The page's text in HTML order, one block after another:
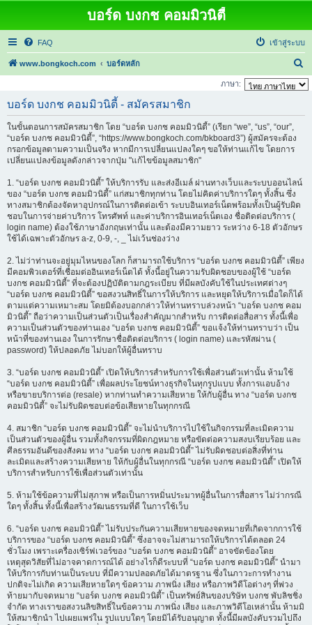
บอร์ด บงกช คอมมิวนิตี้
FAQ เข้าสู่ระบบ
www.bongkoch.com บอร์ดหลัก
น
ภาษา:
บอร์ด บงกช คอมมิวนิตี้ - สมัครสมาชิก
ในขั้นตอนการสมัครสมาชิก โดย “บอร์ด บงกช คอมมิวนิตี้” (เรียก “we”, “us”, “our”,
“บอร์ด บงกช คอมมิวนิตี้”, “https://www.bongkoch.com/bkboard3”) ผู้สมัครจะต้อง
กรอกข้อมูลตามความเป็นจริง หากมีการเปลี่ยนแปลงใดๆ ขอให้ท่านแก้ไข โดยการ
เปลี่ยนแปลงข้อมูลดังกล่าวจากปุ่ม "แก้ไขข้อมูลสมาชิก"
1. “บอร์ด บงกช คอมมิวนิตี้” ให้บริการรับ และส่งอีเมล์ ผ่านทางเว็บและระบบออนไลน์
ของ “บอร์ด บงกช คอมมิวนิตี้” แก่สมาชิกทุกท่าน โดยไม่คิดค่าบริการใดๆ ทั้งสิ้น ซึ่ง
ทางสมาชิกต้องจัดหาอุปกรณ์ในการติดต่อเข้า ระบบอินเทอร์เน็ตพร้อมทั้งเป็นผู้รับผิด
ชอบในการจ่ายค่าบริการ โทรศัพท์ และค่าบริการอินเทอร์เน็ตเอง ชื่อติดต่อบริการ (
login name) ต้องใช้ภาษาอังกฤษเท่านั้น และต้องมีความยาว ระหว่าง 6-18 ตัวอักษร
ใช้ได้เฉพาะตัวอักษร a-z, 0-9, -, _ ไม่เว้นช่องว่าง
2. ไม่ว่าท่านจะอยู่มุมไหนของโลก ก็สามารถใช้บริการ “บอร์ด บงกช คอมมิวนิตี้” เพียง
มีคอมพิวเตอร์ที่เชื่อมต่ออินเทอร์เน็ตได้ ทั้งนี้อยู่ในความรับผิดชอบของผู้ใช้ “บอร์ด
บงกช คอมมิวนิตี้” ที่จะต้องปฏิบัติตามกฎระเบียบ ที่มีผลบังคับใช้ในประเทศต่างๆ
“บอร์ด บงกช คอมมิวนิตี้” ขอสงวนสิทธิ์ในการให้บริการ และหยุดให้บริการเมื่อใดก็ได้
ตามแต่ความเหมาะสม โดยมิต้องบอกกล่าวให้ท่านทราบล่วงหน้า “บอร์ด บงกช คอม
มิวนิตี้” ถือว่าความเป็นส่วนตัวเป็นเรื่องสำคัญมากสำหรับ การติดต่อสื่อสาร ทั้งนี้เพื่อ
ความเป็นส่วนตัวของท่านเอง “บอร์ด บงกช คอมมิวนิตี้” ขอแจ้งให้ท่านทราบว่า เป็น
หน้าที่ของท่านเอง ในการรักษาชื่อติดต่อบริการ ( login name) และรหัสผ่าน (
password) ให้ปลอดภัย ไม่บอกให้ผู้อื่นทราบ
3. “บอร์ด บงกช คอมมิวนิตี้” เปิดให้บริการสำหรับการใช้เพื่อส่วนตัวเท่านั้น ห้ามใช้
“บอร์ด บงกช คอมมิวนิตี้” เพื่อผลประโยชน์ทางธุรกิจในทุกรูปแบบ ทั้งการแอบอ้าง
หรือขายบริการต่อ (resale) หากท่านทำความเสียหาย ให้กับผู้อื่น ทาง “บอร์ด บงกช
คอมมิวนิตี้” จะไม่รับผิดชอบต่อข้อเสียหายในทุกกรณี
4. สมาชิก “บอร์ด บงกช คอมมิวนิตี้” จะไม่นำบริการไปใช้ในกิจกรรมที่ละเมิดความ
เป็นส่วนตัวของผู้อื่น รวมทั้งกิจกรรมที่ผิดกฎหมาย หรือขัดต่อความสงบเรียบร้อย และ
ศีลธรรมอันดีของสังคม ทาง “บอร์ด บงกช คอมมิวนิตี้” ไม่รับผิดชอบต่อสิ่งที่ท่าน
ละเมิดและสร้างความเสียหาย ให้กับผู้อื่นในทุกกรณี “บอร์ด บงกช คอมมิวนิตี้” เปิดให้
บริการสำหรับการใช้เพื่อส่วนตัวเท่านั้น
5. ห้ามใช้ข้อความที่ไม่สุภาพ หรือเป็นการหมิ่นประมาทผู้อื่นในการสื่อสาร ไม่ว่ากรณี
ใดๆ ทั้งสิ้น ทั้งนี้เพื่อสร้างวัฒนธรรมที่ดี ในการใช้เว็บ
6. “บอร์ด บงกช คอมมิวนิตี้” ไม่รับประกันความเสียหายของจดหมายที่เกิดจากการใช้
บริการของ “บอร์ด บงกช คอมมิวนิตี้” ซึ่งอาจจะไม่สามารถให้บริการได้ตลอด 24
ชั่วโมง เพราะเครื่องเซิร์ฟเวอร์ของ “บอร์ด บงกช คอมมิวนิตี้” อาจขัดข้องโดย
เหตุสุดวิสัยที่ไม่อาจคาดการณ์ได้ อย่างไรก็ดีระบบที่ “บอร์ด บงกช คอมมิวนิตี้” นำมา
ให้บริการกับท่านเป็นระบบ ที่มีความปลอดภัยได้มาตรฐาน ซึ่งในภาวะการทำงาน
ปกติจะไม่เกิด ความเสียหายใดๆ ข้อความ ภาพนิ่ง เสียง หรือภาพวิดีโอต่างๆ ที่พ่วง
ท้ายมากับจดหมาย “บอร์ด บงกช คอมมิวนิตี้” เป็นทรัพย์สินของบริษัท บงกช พับลิชชิ่ง
จำกัด ทางเราขอสงวนลิขสิทธิ์ในข้อความ ภาพนิ่ง เสียง และภาพวิดีโอเหล่านั้น ห้ามมิ
ให้สมาชิกนำ ไปเผยแพร่ใน รูปแบบใดๆ โดยมิได้รับอนุญาต ทั้งนี้มีผลบังคับรวมไปถึง